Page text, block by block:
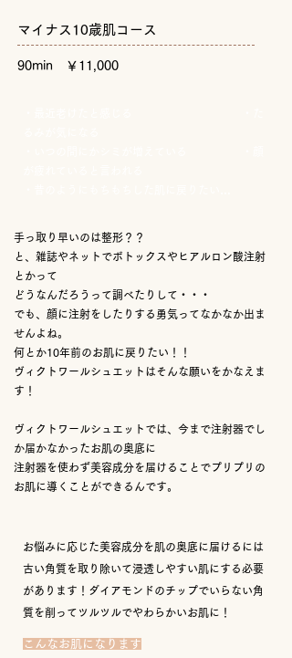
マイナス10歳肌コース
90min ￥11,000
手っ取り早いのは整形？？
と、雑誌やネットでボトックスやヒアルロン酸注射
とかって
どうなんだろうって調べたりして・・・
でも、顔に注射をしたりする勇気ってなかなか出ま
せんよね。
何とか10年前のお肌に戻りたい！！
ヴィクトワールシュエットはそんな願いをかなえま
す！
ヴィクトワールシュエットでは、今まで注射器でし
か届かなかったお肌の奥底に
注射器を使わず美容成分を届けることでプリプリの
お肌に導くことができるんです。
お悩みに応じた美容成分を肌の奥底に届けるには
古い角質を取り除いて浸透しやすい肌にする必要
があります！ダイアモンドのチップでいらない角
質を削ってツルツルでやわらかいお肌に！
こんなお肌になります